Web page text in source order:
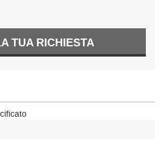
TUA RICHIESTA